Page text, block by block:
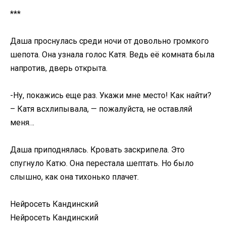
***
Даша проснулась среди ночи от довольно громкого
шепота. Она узнала голос Катя. Ведь её комната была
напротив, дверь открыта.
-Ну, покажись еще раз. Укажи мне место! Как найти?
– Катя всхлипывала, — пожалуйста, не оставляй
меня…
Даша приподнялась. Кровать заскрипела. Это
спугнуло Катю. Она перестала шептать. Но было
слышно, как она тихонько плачет.
Нейросеть Кандинский
Нейросеть Кандинский